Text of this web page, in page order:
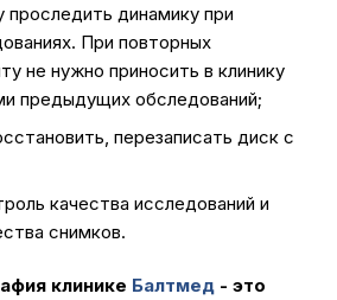
проследить динамику при
При повторных
не нужно приносить в клинику
предыдущих обследований;
перезаписать диск с
качества исследований и
снимков.
клинике Балтмед- это